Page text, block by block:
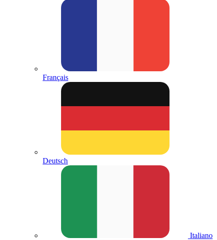
Français
Deutsch
Italiano